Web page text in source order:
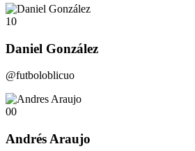
10
Daniel González
@futboloblicuo
00
Andrés Araujo